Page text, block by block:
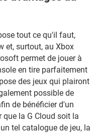
tout ce qu'il faut,
et, surtout, au Xbox
permet de jouer à
en tire parfaitement
des jeux qui plairont
possible de
de bénéficier d'un
que la G Cloud soit la
tel catalogue de jeu, la